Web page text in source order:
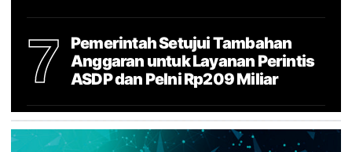
7
Pemerintah Setujui Tambahan
Anggaran untuk Layanan Perintis
ASDP dan Pelni Rp209 Miliar